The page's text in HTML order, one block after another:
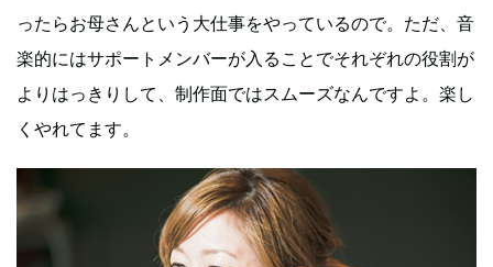
ったらお母さんという大仕事をやっているので。ただ、音
楽的にはサポートメンバーが入ることでそれぞれの役割が
よりはっきりして、制作面ではスムーズなんですよ。楽し
くやれてます。